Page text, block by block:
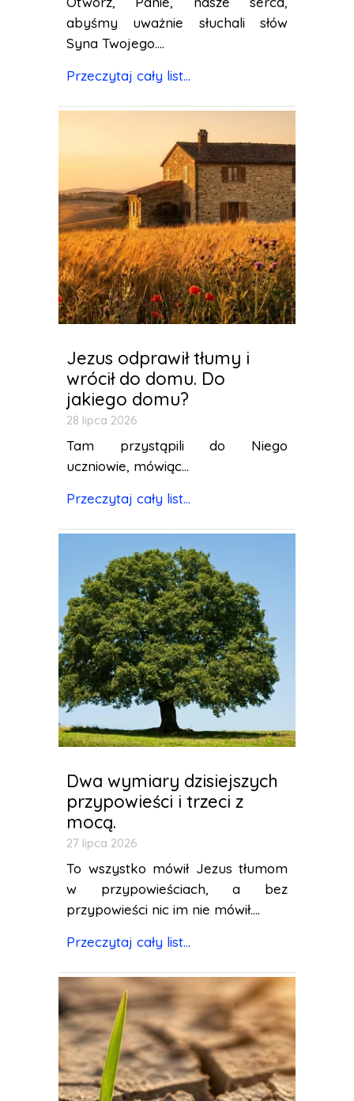
abyśmy uważnie słuchali słów
Syna Twojego....
Przeczytaj cały list...
Jezus odprawił tłumy i
wrócił do domu. Do
jakiego domu?
28 lipca 2026
Tam przystąpili do Niego
uczniowie, mówiąc...
Przeczytaj cały list...
Dwa wymiary dzisiejszych
przypowieści i trzeci z
mocą.
27 lipca 2026
To wszystko mówił Jezus tłumom
w przypowieściach, a bez
przypowieści nic im nie mówił....
Przeczytaj cały list...